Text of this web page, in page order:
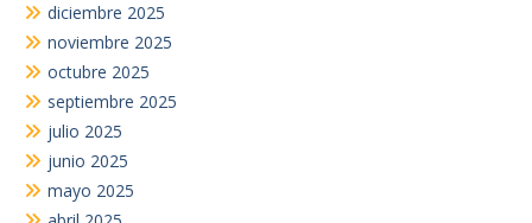
diciembre 2025
noviembre 2025
octubre 2025
septiembre 2025
julio 2025
junio 2025
mayo 2025